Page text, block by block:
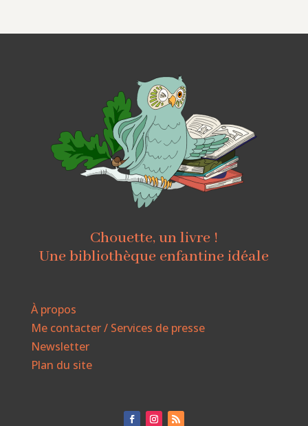
Chouette, un livre !
Une bibliothèque enfantine idéale
À propos
Me contacter / Services de presse
Newsletter
Plan du site